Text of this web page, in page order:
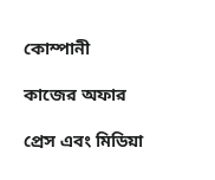
কোম্পানী
কাজের অফার
প্রেস এবং মিডিয়া